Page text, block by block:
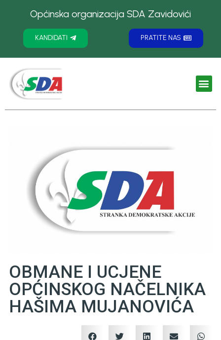
Općinska organizacija SDA Zavidovići
KANDIDATI PRATITE NAS
OBMANE I UCJENE
OPĆINSKOG NAČELNIKA
HAŠIMA MUJANOVIĆA